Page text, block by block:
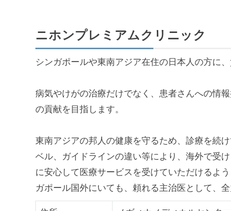
ニホンプレミアムクリニック
シンガポールや東南アジア在住の日本人の方に
病気やけがの治療だけでなく、患者さんへの情
の貢献を目指します。
東南アジアの邦人の健康を守るため、診療を続
ベル、ガイドラインの違い等により、海外で受
に安心して医療サービスを受けていただけるよ
ガポール国外にいても、頼れる主治医として、全